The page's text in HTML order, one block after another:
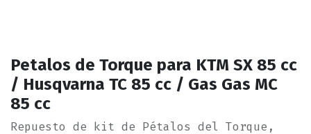
Petalos de Torque para KTM SX 85 cc
/ Husqvarna TC 85 cc / Gas Gas MC
85 cc
Repuesto de kit de Pétalos del Torque,